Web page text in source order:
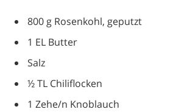
800 g Rosenkohl, geputzt
1 EL Butter
Salz
½ TL Chiliflocken
1 Zehe/n Knoblauch